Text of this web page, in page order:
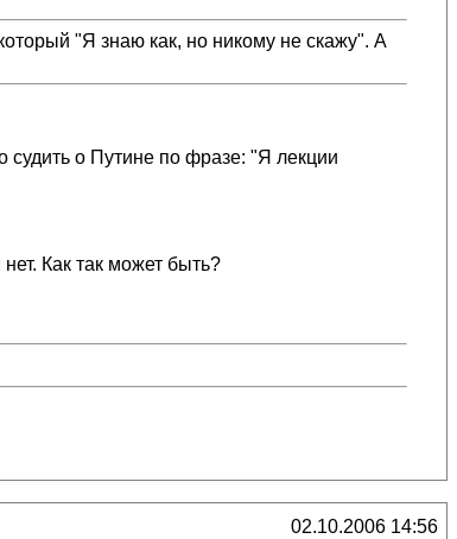
"Я знаю как, но никому не скажу". А
судить о Путине по фразе: "Я лекции
Как так может быть?
02.10.2006 14:56